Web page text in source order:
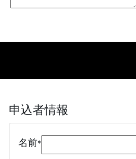
申込者情報
名前*